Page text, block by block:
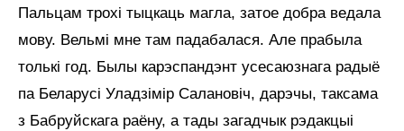
Пальцам трохі тыцкаць магла, затое добра ведала
мову. Вельмі мне там падабалася. Але прабыла
толькі год. Былы карэспандэнт усесаюзнага радыё
па Беларусі Уладзімір Салановіч, дарэчы, таксама
з Бабруйскага раёну, а тады загадчык рэдакцыі